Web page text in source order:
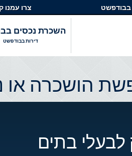
בבודפשט צרו
השכרת נכסים
דירות בבודפשט
הושכרה או
בתים